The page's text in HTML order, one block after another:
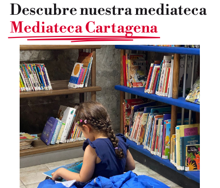
Descubre nuestra mediateca
Mediateca Cartagena